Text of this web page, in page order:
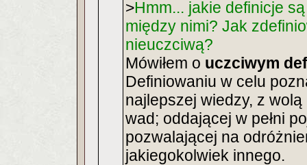
>Hmm... jakie definicje
między nimi? Jak
nieuczciwą?
Mówiłem o uczciwym
Definiowaniu w celu
najlepszej wiedzy, z
wad; oddającej w pełni
pozwalającej na
jakiegokolwiek innego.